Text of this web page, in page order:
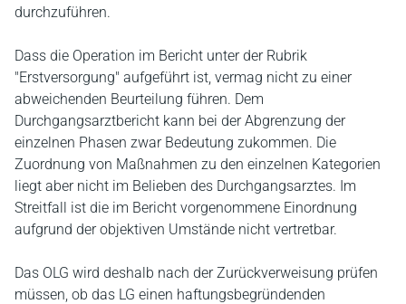
durchzuführen.
Dass die Operation im Bericht unter der Rubrik
"Erstversorgung" aufgeführt ist, vermag nicht zu einer
abweichenden Beurteilung führen. Dem
Durchgangsarztbericht kann bei der Abgrenzung der
einzelnen Phasen zwar Bedeutung zukommen. Die
Zuordnung von Maßnahmen zu den einzelnen Kategorien
liegt aber nicht im Belieben des Durchgangsarztes. Im
Streitfall ist die im Bericht vorgenommene Einordnung
aufgrund der objektiven Umstände nicht vertretbar.
Das OLG wird deshalb nach der Zurückverweisung prüfen
müssen, ob das LG einen haftungsbegründenden